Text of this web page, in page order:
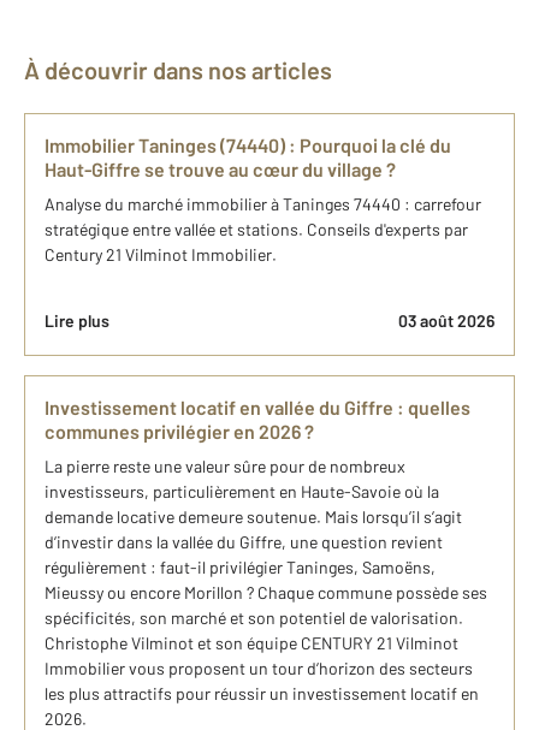
À découvrir dans nos articles
Immobilier Taninges (74440) : Pourquoi la clé du
Haut-Giffre se trouve au cœur du village ?
Analyse du marché immobilier à Taninges 74440 : carrefour
stratégique entre vallée et stations. Conseils d'experts par
Century 21 Vilminot Immobilier.
Lire plus 03 août 2026
Investissement locatif en vallée du Giffre : quelles
communes privilégier en 2026 ?
La pierre reste une valeur sûre pour de nombreux
investisseurs, particulièrement en Haute-Savoie où la
demande locative demeure soutenue. Mais lorsqu’il s’agit
d’investir dans la vallée du Giffre, une question revient
régulièrement : faut-il privilégier Taninges, Samoëns,
Mieussy ou encore Morillon ? Chaque commune possède ses
spécificités, son marché et son potentiel de valorisation.
Christophe Vilminot et son équipe CENTURY 21 Vilminot
Immobilier vous proposent un tour d’horizon des secteurs
les plus attractifs pour réussir un investissement locatif en
2026.